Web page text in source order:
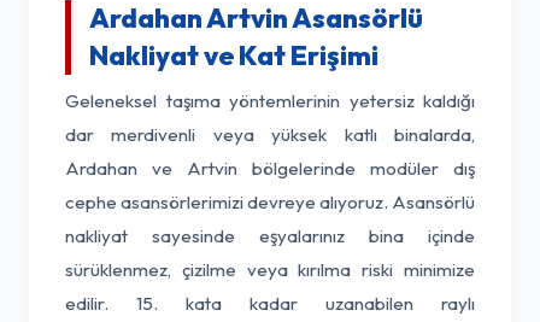
Ardahan Artvin Asansörlü
Nakliyat ve Kat Erişimi
Geleneksel taşıma yöntemlerinin yetersiz kaldığı
dar merdivenli veya yüksek katlı binalarda,
Ardahan ve Artvin bölgelerinde modüler dış
cephe asansörlerimizi devreye alıyoruz. Asansörlü
nakliyat sayesinde eşyalarınız bina içinde
sürüklenmez, çizilme veya kırılma riski minimize
edilir. 15. kata kadar uzanabilen raylı